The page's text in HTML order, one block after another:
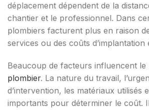
déplacement dépendent de la
chantier et le professionnel. Dans
plombiers facturent plus en raison
services ou des coûts d’implantation
Beaucoup de facteurs influencent le
plombier. La nature du travail,
d’intervention, les matériaux utilisés
importants pour déterminer le coût.